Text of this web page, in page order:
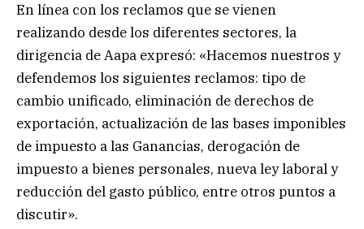
En línea con los reclamos que se vienen
realizando desde los diferentes sectores, la
dirigencia de Aapa expresó: «Hacemos nuestros y
defendemos los siguientes reclamos: tipo de
cambio unificado, eliminación de derechos de
exportación, actualización de las bases imponibles
de impuesto a las Ganancias, derogación de
impuesto a bienes personales, nueva ley laboral y
reducción del gasto público, entre otros puntos a
discutir».